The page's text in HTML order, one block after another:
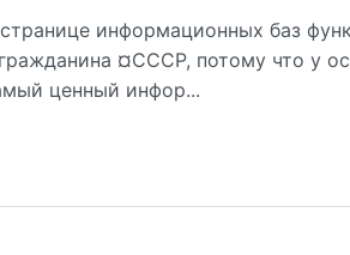
информационных баз
¤СССР, потому что у
ценный инфор...